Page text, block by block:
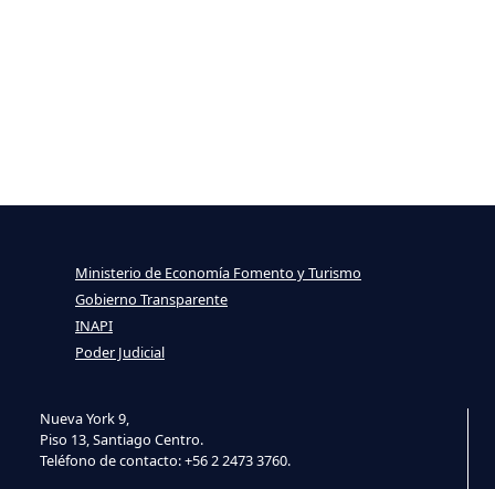
Nueva York 9,
Piso 13, Santiago Centro.
Teléfono de contacto: +56 2 2473 3760.
Ministerio de Economía Fomento y Turismo
Gobierno Transparente
INAPI
Poder Judicial